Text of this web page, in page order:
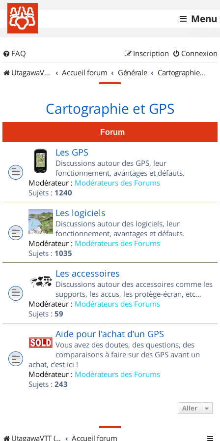
Menu
FAQ Connexion
Inscription
UtagawaVTT (Randos VTT et VTTAE avec traces GPS)
Accueil forum Générale Cartographie et GPS
Cartographie et GPS
Forum
Les GPS
Discussions autour des GPS, leur
fonctionnement, avantages et défauts.
Modérateur : Modérateurs des Forums
Sujets : 1240
Les logiciels
Discussions autour des logiciels, leur
fonctionnement, avantages et défauts.
Modérateur : Modérateurs des Forums
Sujets : 1035
Les accessoires
Discussions autour des accessoires comme les
supports, les accus, les protège-écran, etc...
Modérateur : Modérateurs des Forums
Sujets : 59
Aide pour l'achat d'un GPS
Vous avez des doutes, des questions, des
comparaisons à faire sur des GPS avant un
achat, c'est ici !
Modérateur : Modérateurs des Forums
Sujets : 243
Aller
UtagawaVTT (Randos VTT et VTTAE avec traces GPS) Accueil forum